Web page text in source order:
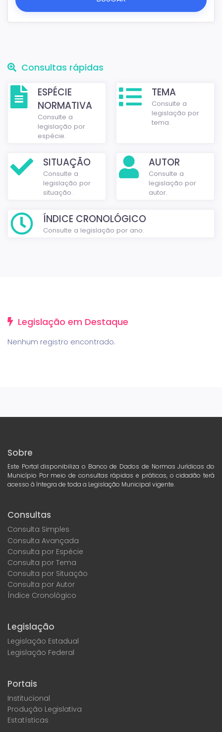
Consultas rápidas
ESPÉCIE
NORMATIVA
Consulte a
legislação por
espécie.
TEMA
Consulte a
legislação por
tema.
SITUAÇÃO
Consulte a
legislação por
situação.
AUTOR
Consulte a
legislação por
autor.
ÍNDICE CRONOLÓGICO
Consulte a legislação por ano.
Legislação em Destaque
Nenhum registro encontrado.
Sobre
Este Portal disponibiliza o Banco de Dados de Normas Jurídicas do
Município Por meio de consultas rápidas e práticas, o cidadão terá
acesso à íntegra de toda a Legislação Municipal vigente.
Consultas
Consulta Simples
Consulta Avançada
Consulta por Espécie
Consulta por Tema
Consulta por Situação
Consulta por Autor
Índice Cronológico
Legislação
Legislação Estadual
Legislação Federal
Portais
Institucional
Produção Legislativa
Estatísticas